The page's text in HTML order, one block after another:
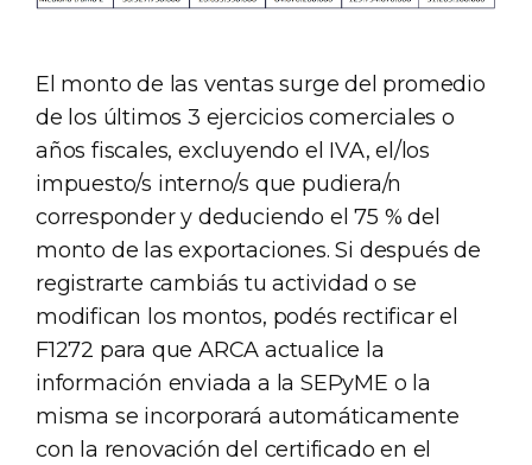
El monto de las ventas surge del promedio
de los últimos 3 ejercicios comerciales o
años fiscales, excluyendo el IVA, el/los
impuesto/s interno/s que pudiera/n
corresponder y deduciendo el 75 % del
monto de las exportaciones. Si después de
registrarte cambiás tu actividad o se
modifican los montos, podés rectificar el
F1272 para que ARCA actualice la
información enviada a la SEPyME o la
misma se incorporará automáticamente
con la renovación del certificado en el